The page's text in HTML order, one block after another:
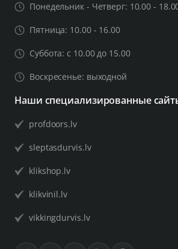
Понедельник - Четверг: 10.00 -
Пятница: 10.00 - 16.00
Суббота: с 10.00 до 15.00
Воскресенье: выходной
Наши специализированные
profdoors.lv
sleptasdurvis.lv
klikshop.lv
klikvinil.lv
vikkingdurvis.lv